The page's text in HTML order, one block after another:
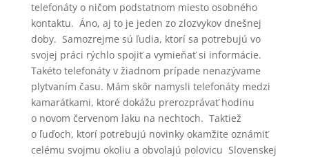
telefonáty o ničom podstatnom miesto osobného
kontaktu. Áno, aj to je jeden zo zlozvykov dnešnej
doby. Samozrejme sú ľudia, ktorí sa potrebujú vo
svojej práci rýchlo spojiť a vymieňať si informácie.
Takéto telefonáty v žiadnom prípade nenazývame
plytvaním času. Mám skôr namysli telefonáty medzi
kamarátkami, ktoré dokážu prerozprávať hodinu
o novom červenom laku na nechtoch. Taktiež
o ľuďoch, ktorí potrebujú novinky okamžite oznámiť
celému svojmu okoliu a obvolajú polovicu Slovenskej